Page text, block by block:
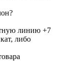
линию +7
либо